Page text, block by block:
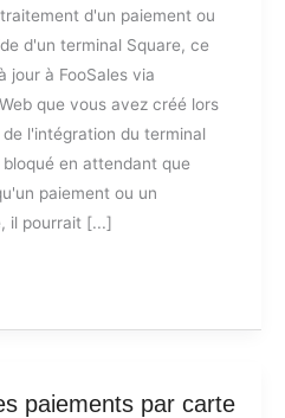
d'un paiement ou
d'un terminal Square, ce
jour à FooSales via
que vous avez créé lors
l'intégration du terminal
en attendant que
paiement ou un
il pourrait [...]
paiements par carte